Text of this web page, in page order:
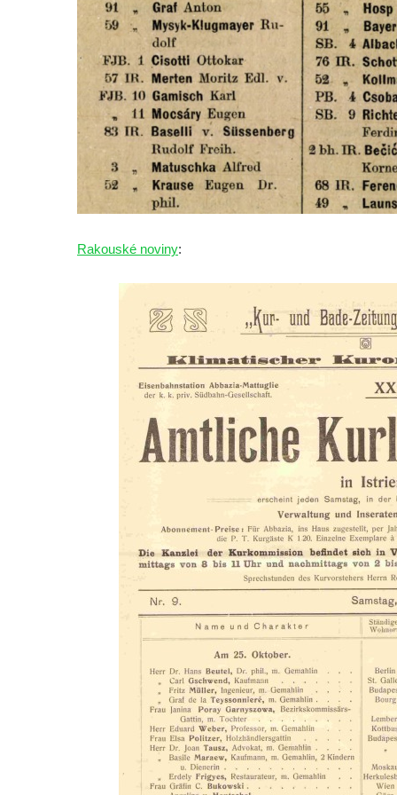
Předoníně
Pomník obětem 2. světové války v Plavu
Pamětní deska obětem 1. světové války v
Plavu
Kenotaf Pepiho Meisela na hřbitově v
Dolním Podluží
Kenotaf Leopolda Malata na hřbitově v
Dolním Podluží
Kenotaf Antona Klause na hřbitově v
Dolním Podluží
Kenotaf Josefa Stolle na hřbitově v Dolním
Podluží
Pomník obětem 1. světové války na
židovském hřbitově v Mostě
Hrob Aloise Podrábského na hřbitově v
Račicích
Pamětní deska Miroslava Švice na domě
Pomník obětem 2. světové války v ulici 1.
máje v Lužci nad Vltavou
Pomník obětem válek v ulici 1. máje v Lužci
nad Vltavou
Hrob Vladislava Neumana v Hostíně u
Vojkovic
Pomník obětem válek před hřbitovem v
Hostíně u Vojkovic
Kenotaf Václava Floriána na hřbitově v
Lužci nad Vltavou
Kenotaf Miloslava Švice na hřbitově v Lužci
nad Vltavou
Rakouské noviny: